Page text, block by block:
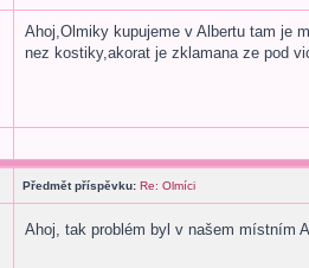
Ahoj,Olmiky kupujeme v Albertu tam je
nez kostiky,akorat je zklamana ze pod
Předmět příspěvku: Re: Olmíci
Ahoj, tak problém byl v našem místním